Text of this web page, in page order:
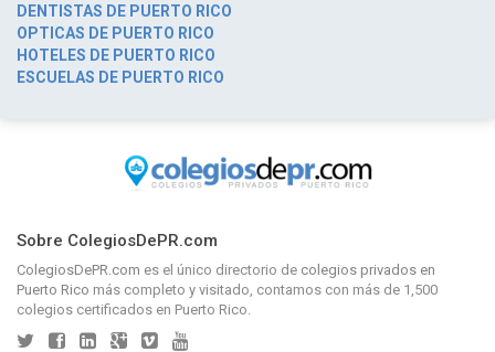
DENTISTAS DE PUERTO RICO
OPTICAS DE PUERTO RICO
HOTELES DE PUERTO RICO
ESCUELAS DE PUERTO RICO
Sobre ColegiosDePR.com
ColegiosDePR.com es el único directorio de colegios privados en
Puerto Rico más completo y visitado, contamos con más de 1,500
colegios certificados en Puerto Rico.